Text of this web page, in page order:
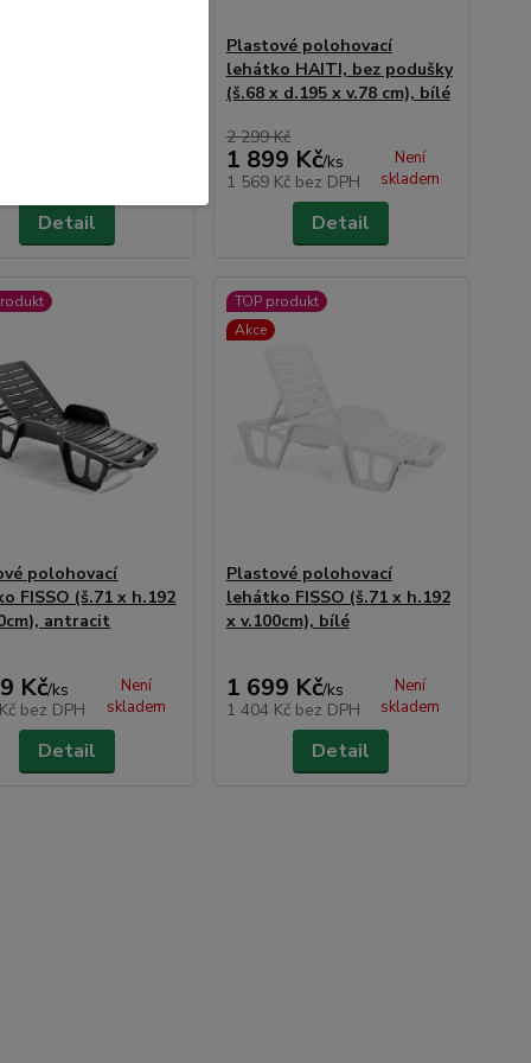
Detail
Plastové polohovací
lehátko HAITI, bez podušky
(š.68 x d.195 x v.78 cm), bílé
2 299 Kč
1 899 Kč/ks
1 569 Kč bez DPH
Není
skladem
Detail
polohovací
FISSO (š.71 x h.192
antracit
Kč/ks
bez DPH
Není
skladem
Detail
TOP produkt
Akce
Plastové polohovací
lehátko FISSO (š.71 x h.192
x v.100cm), bílé
1 699 Kč/ks
1 404 Kč bez DPH
Není
skladem
Detail